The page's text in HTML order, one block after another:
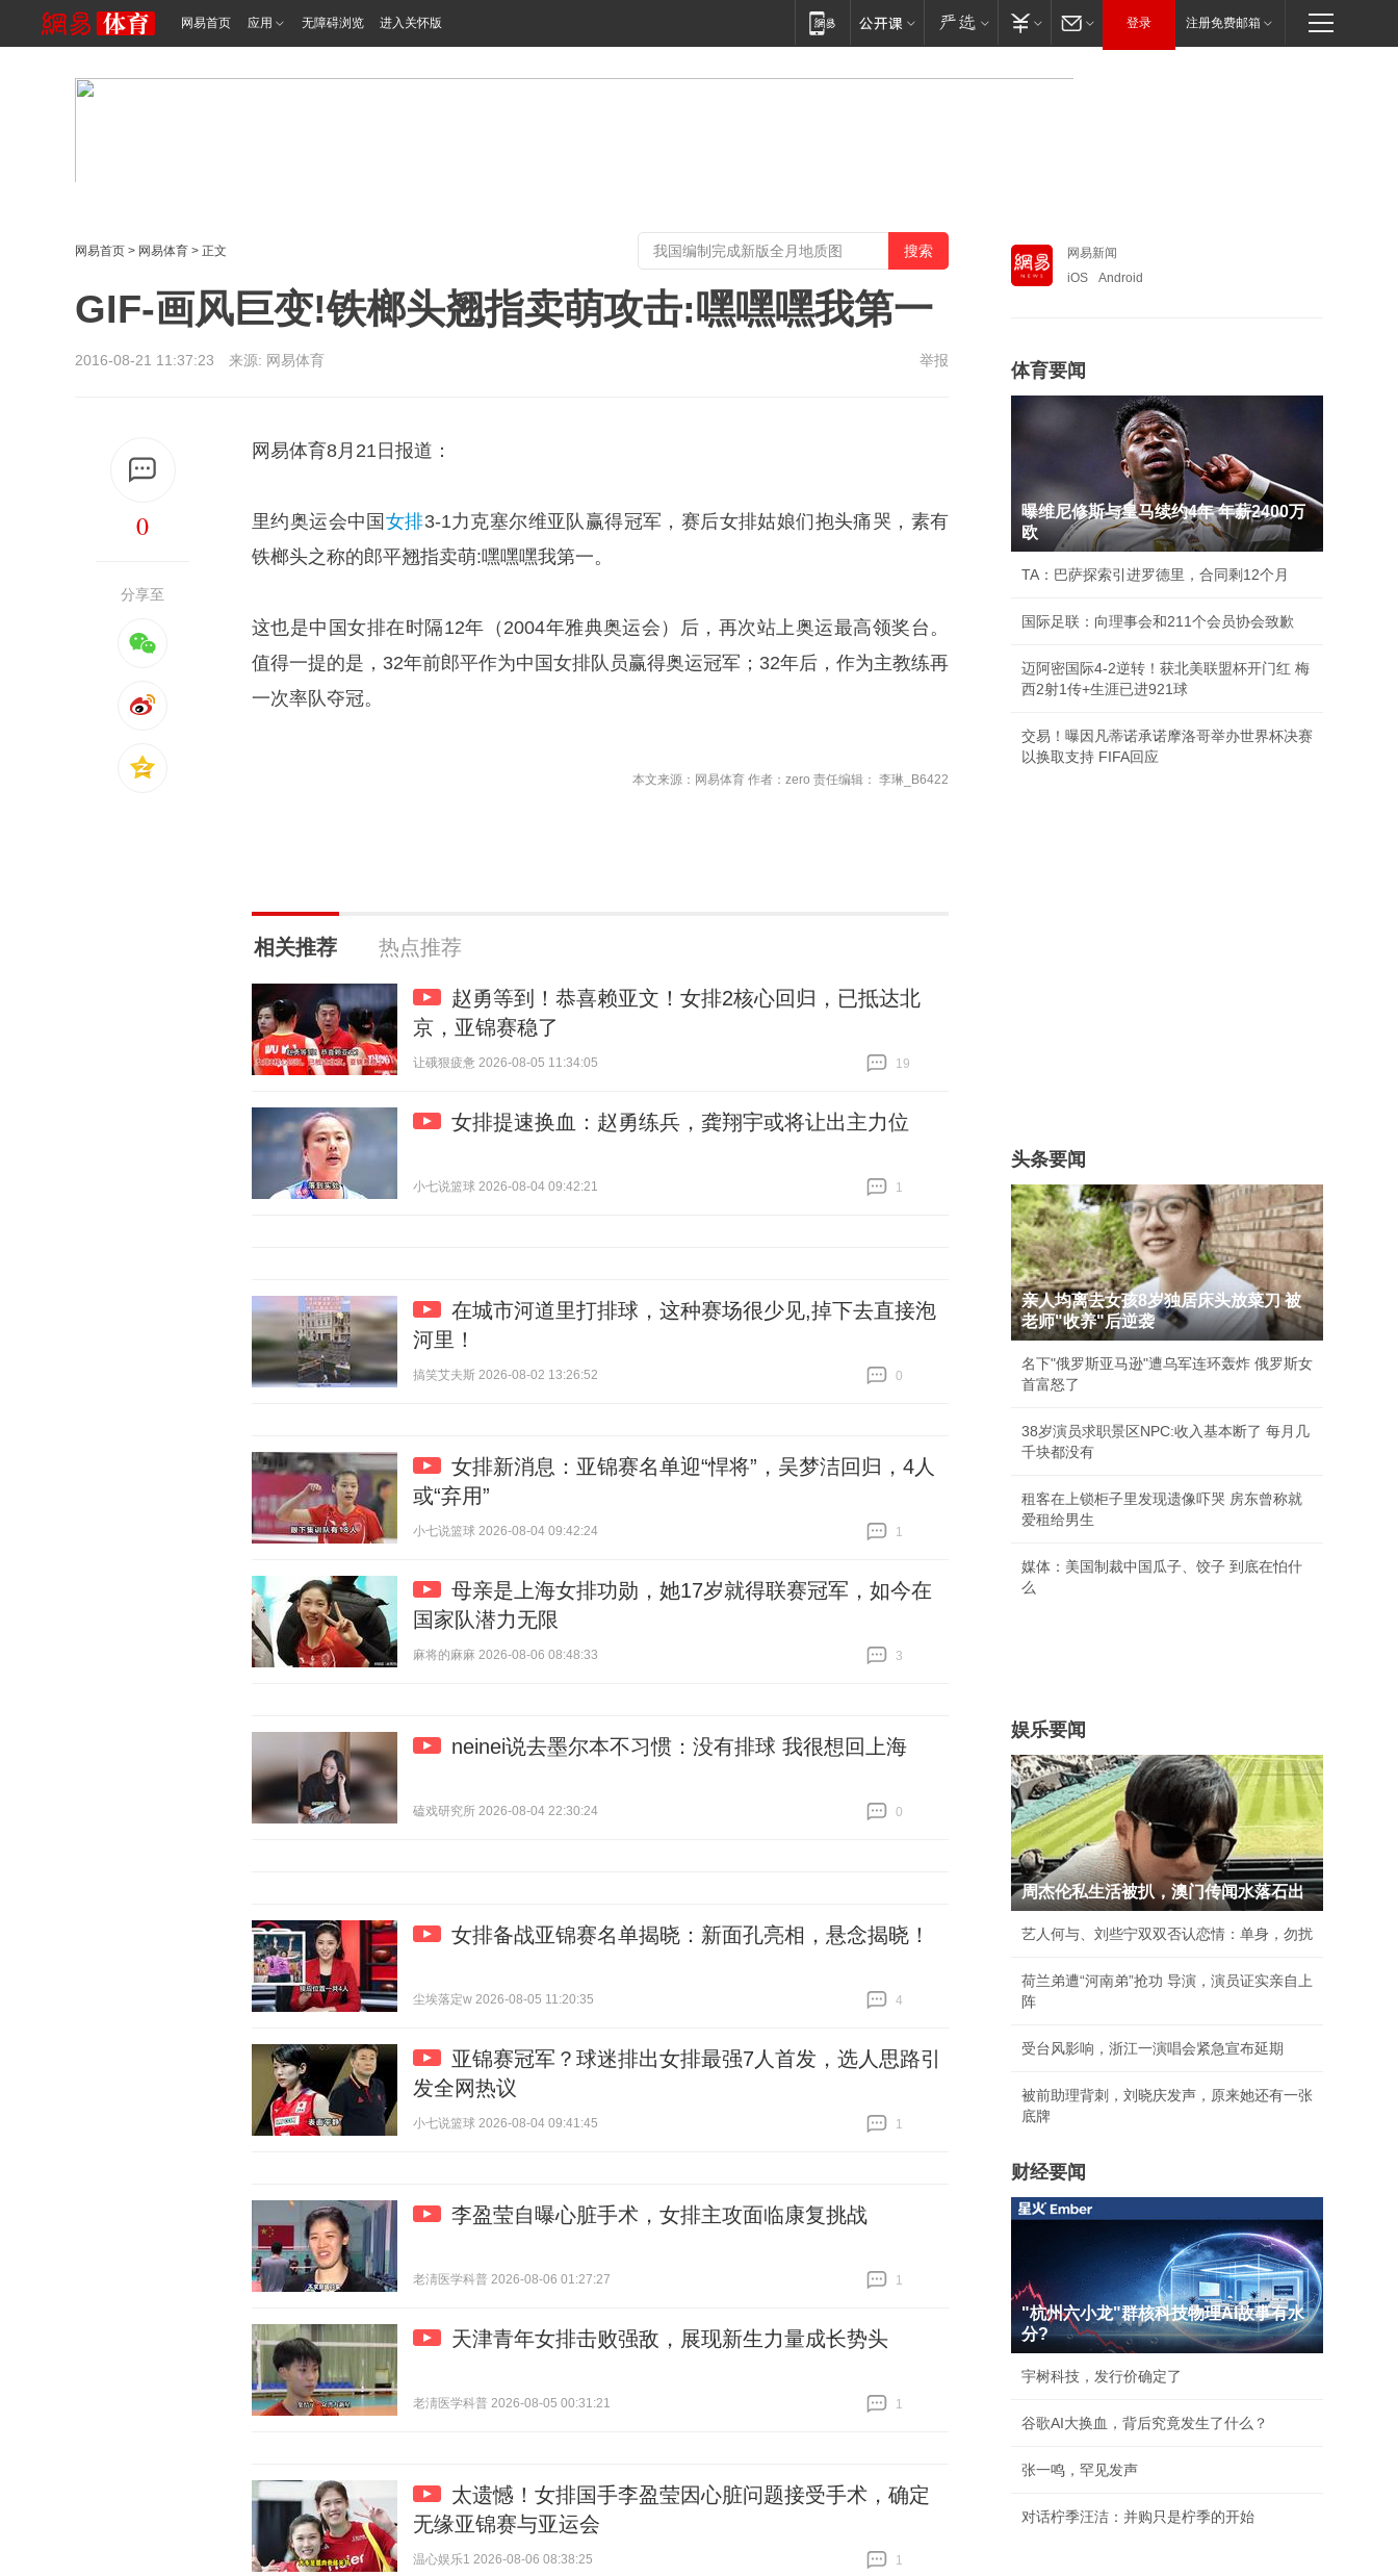
网易首页 应用 无障碍浏览 进入关怀版 登录 注册免费邮箱
网易首页 > 网易体育 > 正文
GIF-画风巨变!铁榔头翘指卖萌攻击:嘿嘿嘿我第一
2016-08-21 11:37:23 来源: 网易体育 举报
0
分享至
网易体育8月21日报道：
里约奥运会中国 女排3-1力克塞尔维亚队赢得冠军，赛后女排姑娘们抱头痛哭，素有
铁榔头之称的郎平翘指卖萌:嘿嘿嘿我第一。
这也是中国女排在时隔12年（2004年雅典奥运会）后，再次站上奥运最高领奖台。
值得一提的是，32年前郎平作为中国女排队员赢得奥运冠军；32年后，作为主教练再
一次率队夺冠。
本文来源：网易体育 作者：zero 责任编辑： 李琳_B6422
相关推荐 热点推荐
赵勇等到！恭喜赖亚文！女排2核心回归，已抵达北
京，亚锦赛稳了
让硪狠疲惫 2026-08-05 11:34:05
19
女排提速换血：赵勇练兵，龚翔宇或将让出主力位
小七说篮球 2026-08-04 09:42:21
1
在城市河道里打排球，这种赛场很少见,掉下去直接泡
河里！
搞笑艾夫斯 2026-08-02 13:26:52
0
女排新消息：亚锦赛名单迎“悍将”，吴梦洁回归，4人
或“弃用”
小七说篮球 2026-08-04 09:42:24
1
母亲是上海女排功勋，她17岁就得联赛冠军，如今在
国家队潜力无限
麻将的麻麻 2026-08-06 08:48:33
3
neinei说去墨尔本不习惯：没有排球 我很想回上海
磕戏研究所 2026-08-04 22:30:24
0
女排备战亚锦赛名单揭晓：新面孔亮相，悬念揭晓！
尘埃落定w 2026-08-05 11:20:35
4
亚锦赛冠军？球迷排出女排最强7人首发，选人思路引
发全网热议
小七说篮球 2026-08-04 09:41:45
1
李盈莹自曝心脏手术，女排主攻面临康复挑战
老淸医学科普 2026-08-06 01:27:27
1
天津青年女排击败强敌，展现新生力量成长势头
老淸医学科普 2026-08-05 00:31:21
1
太遗憾！女排国手李盈莹因心脏问题接受手术，确定
无缘亚锦赛与亚运会
温心娱乐1 2026-08-06 08:38:25
1
网易新闻
iOS
Android
体育要闻
曝维尼修斯与皇马续约4年 年薪2400万
欧
TA：巴萨探索引进罗德里，合同剩12个月
国际足联：向理事会和211个会员协会致歉
迈阿密国际4-2逆转！获北美联盟杯开门红 梅
西2射1传+生涯已进921球
交易！曝因凡蒂诺承诺摩洛哥举办世界杯决赛
以换取支持 FIFA回应
头条要闻
亲人均离去女孩8岁独居床头放菜刀 被
老师"收养"后逆袭
名下"俄罗斯亚马逊"遭乌军连环轰炸 俄罗斯女
首富怒了
38岁演员求职景区NPC:收入基本断了 每月几
千块都没有
租客在上锁柜子里发现遗像吓哭 房东曾称就
爱租给男生
媒体：美国制裁中国瓜子、饺子 到底在怕什
么
娱乐要闻
周杰伦私生活被扒，澳门传闻水落石出
艺人何与、刘些宁双双否认恋情：单身，勿扰
荷兰弟遭“河南弟”抢功 导演，演员证实亲自上
阵
受台风影响，浙江一演唱会紧急宣布延期
被前助理背刺，刘晓庆发声，原来她还有一张
底牌
财经要闻
"杭州六小龙"群核科技物理AI故事有水
分?
宇树科技，发行价确定了
谷歌AI大换血，背后究竟发生了什么？
张一鸣，罕见发声
对话柠季汪洁：并购只是柠季的开始